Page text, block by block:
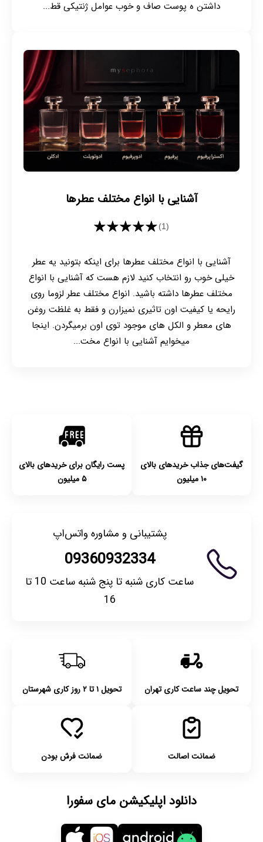
داشتن ه پوست صاف و خوب عوامل ژنتیکی قط...
آشنایی با انواع مختلف عطرها
★★★★★(1)
آشنایی با انواع مختلف عطرها برای اینکه بتونید یه عطر
خیلی خوب رو انتخاب کنید لازم هست که آشنایی با انواع
مختلف عطرها داشته باشید. انواع مختلف عطر لزوما روی
رایحه یا کیفیت اون تاثیری نمیزارن و فقط به غلظت روغن
های معطر و الکل های موجود توی اون برمیگردن. اینجا
میخوایم آشنایی با انواع مخت...
گیفت‌های جذاب خریدهای بالای
۱۰ میلیون
پست رایگان برای خریدهای بالای
۵ میلیون
پشتیبانی و مشاوره واتس‌اپ
09360932334
ساعت کاری شنبه تا پنج شنبه ساعت 10 تا
16
تحویل چند ساعت کاری تهران تحویل ۱ تا ۲ روز کاری شهرستان
ضمانت اصالت ضمانت فرش بودن
دانلود اپلیکیشن مای سفورا